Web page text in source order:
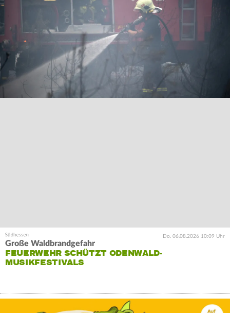
Do. 06.08.2026 10:09 Uhr
Große Waldbrandgefahr
FEUERWEHR SCHÜTZT ODENWALD-
MUSIKFESTIVALS